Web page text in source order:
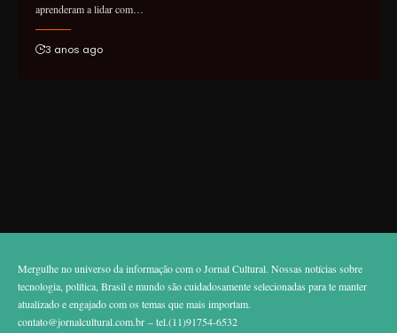
aprenderam a lidar com…
3 anos ago
Mergulhe no universo da informação com o Jornal Cultural. Nossas notícias sobre
tecnologia, política, Brasil e mundo são cuidadosamente selecionadas para te manter
atualizado e engajado com os temas que mais importam.
contato@jornalcultural.com.br – tel.(11)91754-6532